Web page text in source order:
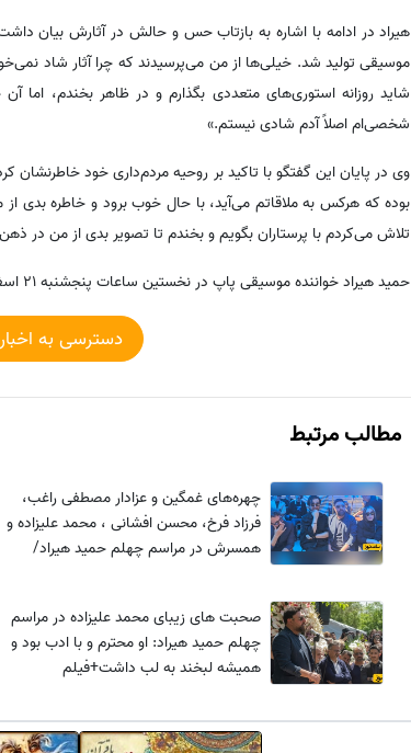
موسیقی تولید شد. خیلی‌ها از من می‌پرسیدند که چرا آثار شاد
شاید روزانه استوری‌های متعددی بگذارم و در ظاهر بخندم،
شخصی‌ام اصلاً آدم شادی نیستم.»
وی در پایان این گفتگو با تاکید بر روحیه مردم‌داری خود خاطرنشان
بوده که هرکس به ملاقاتم می‌آید، با حال خوب برود و خاطره بدی
تلاش می‌کردم با پرستاران بگویم و بخندم تا تصویر بدی از من در
حمید هیراد خواننده موسیقی پاپ در نخستین ساعات پنجشنبه 21 اسفند 1404 بعد از تحمل چندسال بیماری در تهران درگذشت.
دسترسی به
مطالب مرتبط
چهره‌های غمگین و عزادار مصطفی راغب،
فرزاد فرخ، محسن افشانی ، محمد علیزاده و
همسرش در مراسم چهلم حمید هیراد/
صحبت های زیبای محمد علیزاده در مراسم
چهلم حمید هیراد: او محترم و با ادب بود و
همیشه لبخند به لب داشت+فیلم